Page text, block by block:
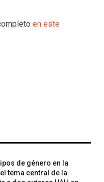
en este
de género en la
tema central de la